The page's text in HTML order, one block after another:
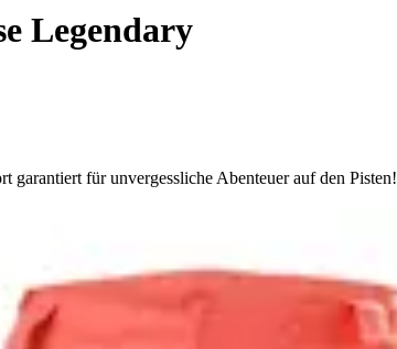
Legendary
für unvergessliche Abenteuer auf den Pisten!